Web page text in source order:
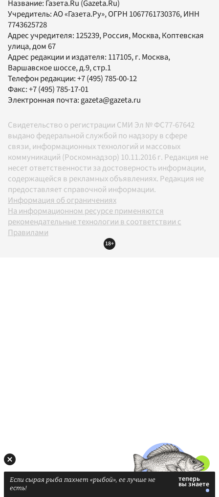
Название: Газета.Ru (Gazeta.Ru)
Учредитель:АО «Газета.Ру», ОГРН 1067761730376, ИНН
7743625728
Адрес учредителя: 125239, Россия, Москва, Коптевская
улица, дом 67
Адрес редакции и издателя: 117105, г. Москва,
Варшавское шоссе, д.9, стр.1
Телефон редакции:+7 (495) 785-00-12
Факс:+7 (495) 785-17-01
Электронная почта:gazeta@gazeta.ru
Свидетельство о регистрации СМИ Эл № ФС77-67642
выдано федеральной службой по надзору в сфере
связи, информационных технологий и массовых
коммуникаций (Роскомнадзор) 10.11.2016 г. Редакция не
несет ответственности за достоверность информации,
содержащейся в рекламных объявлениях. Редакция не
предоставляет справочной информации.
Информация об ограничениях
На информационном ресурсе применяются
рекомендательные технологии в соответствии с
Правилами
18+
Если сырая рыба пахнет «рыбой», ее лучше не
есть!